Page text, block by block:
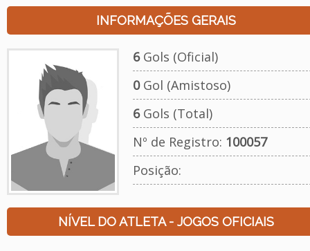
INFORMAÇÕES GERAIS
6Gols (Oficial)
0Gol (Amistoso)
6Gols (Total)
Nº de Registro: 100057
Posição:
NÍVEL DO ATLETA - JOGOS OFICIAIS